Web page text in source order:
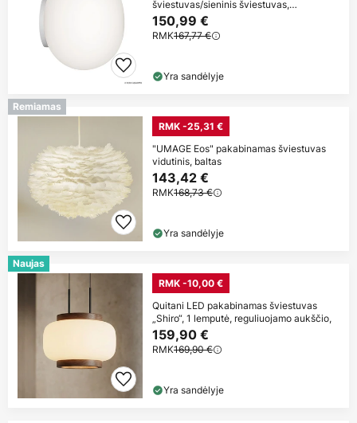
šviestuvas/sieninis šviestuvas,
baltas/opalinis
150,99 €
RMK167,77 €
Yra sandėlyje
Remiamas
RMK -25,31 €
"UMAGE Eos" pakabinamas šviestuvas
vidutinis, baltas
143,42 €
RMK168,73 €
Yra sandėlyje
Naujas
RMK -10,00 €
Quitani LED pakabinamas šviestuvas
„Shiro“, 1 lemputė, reguliuojamo aukščio,
159,90 €
RMK169,90 €
Yra sandėlyje